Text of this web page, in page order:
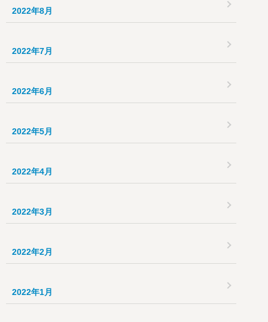
2022年8月
2022年7月
2022年6月
2022年5月
2022年4月
2022年3月
2022年2月
2022年1月